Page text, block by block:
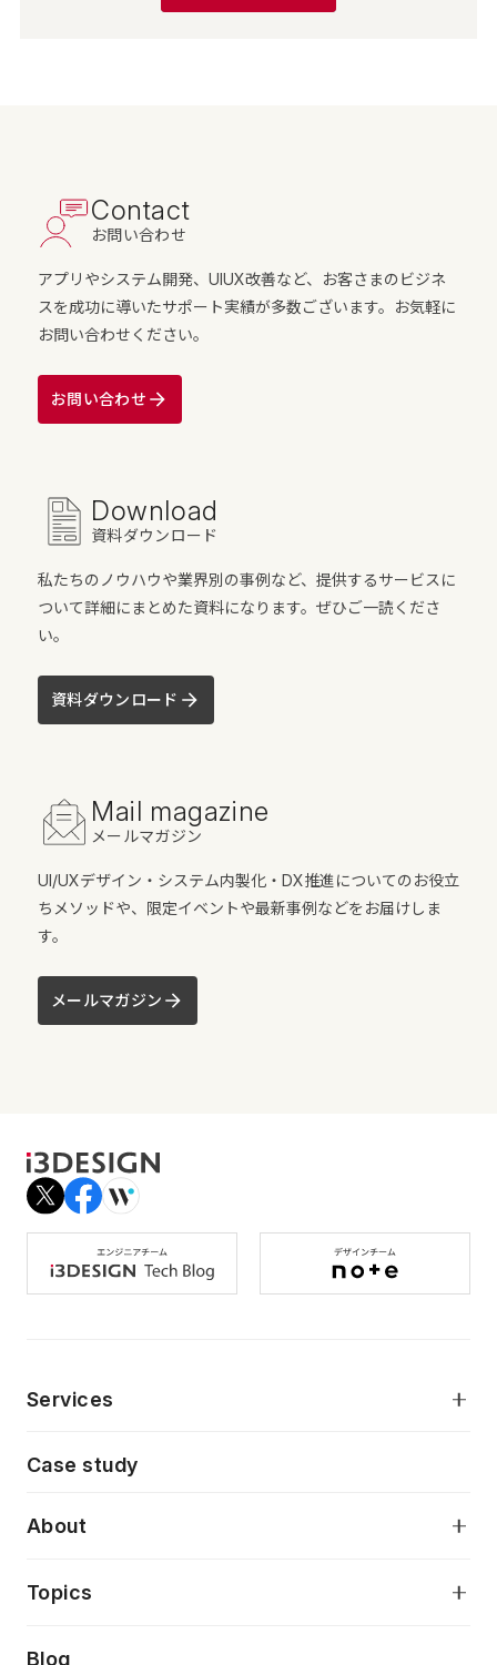
Contact
お問い合わせ
アプリやシステム開発、UIUX改善など、お客さまのビジネ
スを成功に導いたサポート実績が多数ございます。お気軽に
お問い合わせください。
お問い合わせ
Download
資料ダウンロード
私たちのノウハウや業界別の事例など、提供するサービスに
ついて詳細にまとめた資料になります。ぜひご一読くださ
い。
資料ダウンロード
Mail magazine
メールマガジン
UI/UXデザイン・システム内製化・DX推進についてのお役立
ちメソッドや、限定イベントや最新事例などをお届けしま
す。
メールマガジン
Services
AI駆動開発支援
デジタルプロダクトデザイン
デザインシステム構築支援
Case study
About
当社が目指しているもの
Topics
Press release
Blog